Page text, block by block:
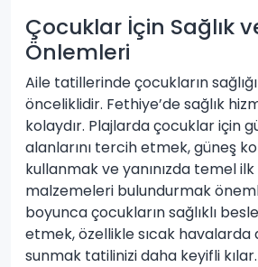
Çocuklar İçin Sağlık
Önlemleri
Aile tatillerinde çocukların
önceliklidir. Fethiye’de sağlık
kolaydır. Plajlarda çocuklar için
alanlarını tercih etmek, güneş
kullanmak ve yanınızda temel
malzemeleri bulundurmak
boyunca çocukların sağlıklı
etmek, özellikle sıcak havalarda
sunmak tatilinizi daha keyifli kılar.